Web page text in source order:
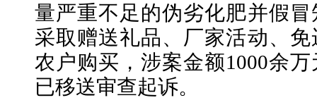
量严重不足的伪劣化肥并假
采取赠送礼品、厂家活动、
农户购买，涉案金额1000余
已移送审查起诉。